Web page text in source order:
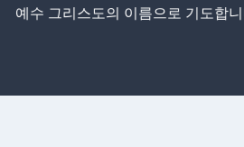
예수 그리스도의 이름으로 기도합